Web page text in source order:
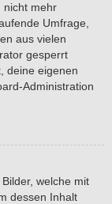
nicht mehr
Umfrage,
aus vielen
gesperrt
deine eigenen
Administration
welche mit
dessen Inhalt